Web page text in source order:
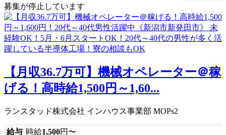
募集が停止しています
【月収36.7万可】機械オペレーター＠稼
げる！高時給1,500円～1,60...
ランスタッド株式会社 インハウス事業部 MOPs2
給与 時給1,500円〜